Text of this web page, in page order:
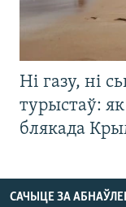
Ні газу, ні
турыстаў:
блякада
САЧЫЦЕ ЗА